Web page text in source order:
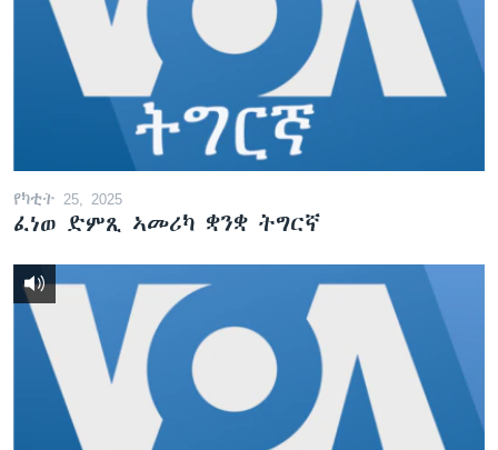
የካቲት 25, 2025
ፈነወ ድምጺ ኣመሪካ ቋንቋ ትግርኛ